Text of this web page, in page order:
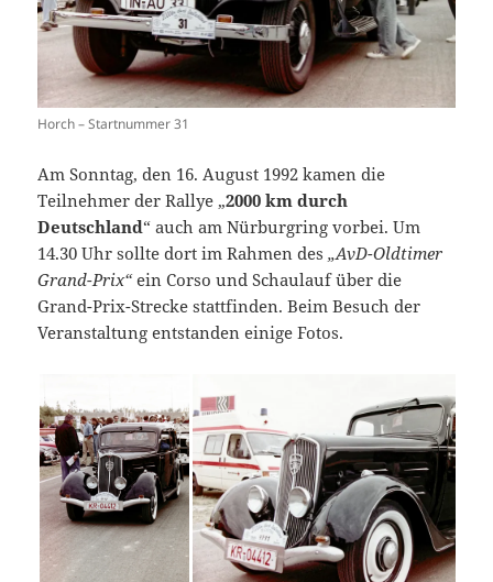
Horch – Startnummer 31
Am Sonntag, den 16. August 1992 kamen die
Teilnehmer der Rallye „2000 km durch
Deutschland“ auch am Nürburgring vorbei. Um
14.30 Uhr sollte dort im Rahmen des„AvD-Oldtimer
Grand-Prix“ein Corso und Schaulauf über die
Grand-Prix-Strecke stattfinden. Beim Besuch der
Veranstaltung entstanden einige Fotos.